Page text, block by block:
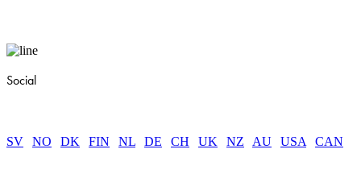
Social
SV NO DK FIN NL DE CH UK NZ AU USA CAN